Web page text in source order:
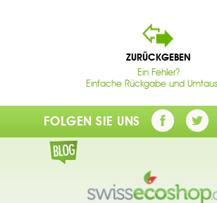
ZURÜCKGEBEN
Ein Fehler?
Einfache Rückgabe und
FOLGEN SIE UNS